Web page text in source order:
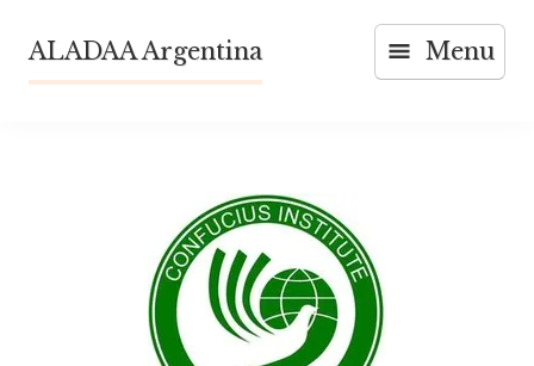
content
ALADAA Argentina Menu